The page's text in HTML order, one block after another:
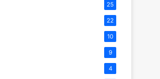
25
22
10
9
4